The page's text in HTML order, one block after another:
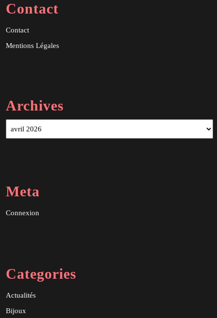
Contact
Contact
Mentions Légales
Archives
Meta
Connexion
Categories
Actualités
Bijoux